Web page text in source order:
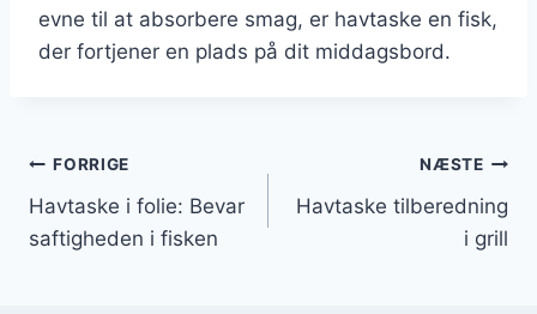
evne til at absorbere smag, er havtaske en fisk,
der fortjener en plads på dit middagsbord.
Indlægsnavigation
FORRIGE
Havtaske i folie: Bevar
saftigheden i fisken
NÆSTE
Havtaske tilberedning
i grill